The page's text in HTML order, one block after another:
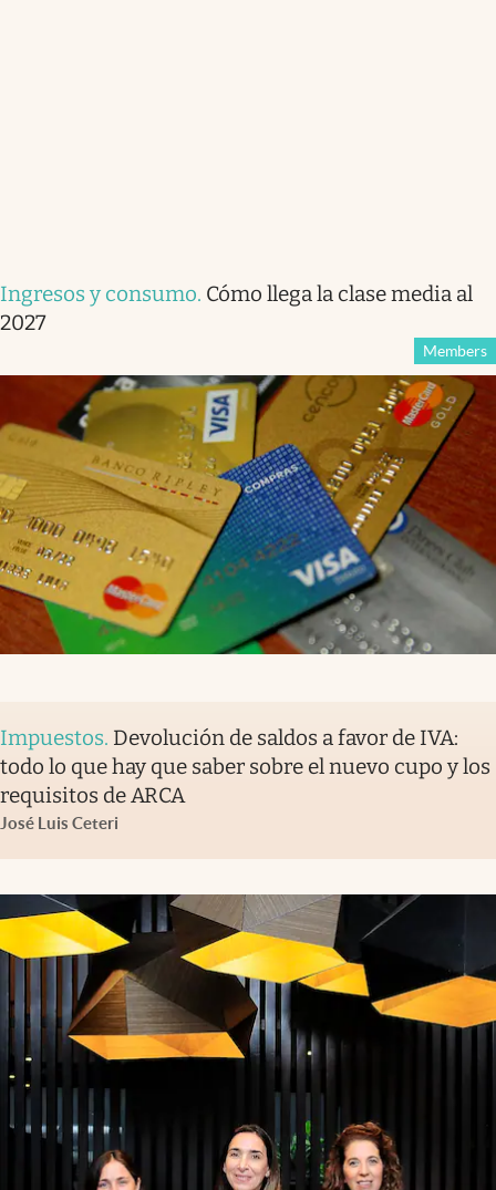
Ingresos y consumo. Cómo llega la clase media al
2027
Members
Impuestos. Devolución de saldos a favor de IVA:
todo lo que hay que saber sobre el nuevo cupo y los
requisitos de ARCA
José Luis Ceteri